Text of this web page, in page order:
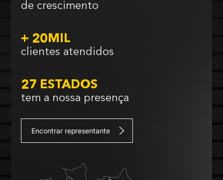
de crescimento
+ 20MIL
clientes atendidos
27 ESTADOS
tem a nossa presença
Encontrar representante